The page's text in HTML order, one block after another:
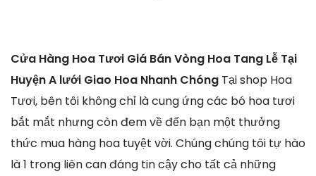
Cửa Hàng Hoa Tươi Giá Bán Vòng Hoa Tang Lễ Tại
Huyện A lưới Giao Hoa Nhanh Chóng Tại shop Hoa
Tươi, bên tôi không chỉ là cung ứng các bó hoa tươi
bắt mắt nhưng còn đem về đến bạn một thưởng
thức mua hàng hoa tuyệt vời. Chúng chúng tôi tự hào
là 1 trong liên can đáng tin cậy cho tất cả những